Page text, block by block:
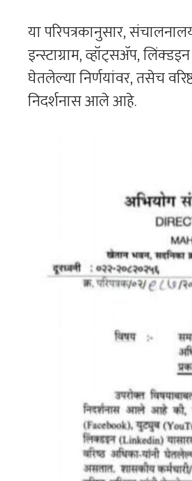
या परिपत्रकानुसार,
इन्स्टाग्राम, व्हॉट्सॲप,
घेतलेल्या निर्णयांवर, तसेच
निदर्शनास आले आहे.